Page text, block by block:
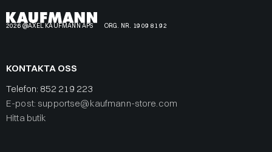
2026 @AXEL KAUFMANN APS ORG. NR. 19 09 81 92
KONTAKTA OSS
Telefon: 852 219 223
E-post: supportse@kaufmann-store.com
Hitta butik